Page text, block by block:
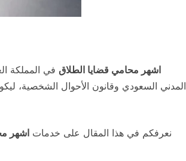
اشهر محامي قضايا الطلاق في المملكة
المدني السعودي وقانون الأحوال الشخصية،
نعرفكم في هذا المقال على خدمات اشهر